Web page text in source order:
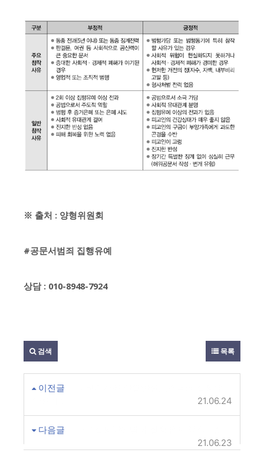
※ 출처 : 양형위원회
#공문서범죄 집행유예
상담 : 010-8948-7924
검색 목록
이전글
21.06.24
다음글
21.06.23